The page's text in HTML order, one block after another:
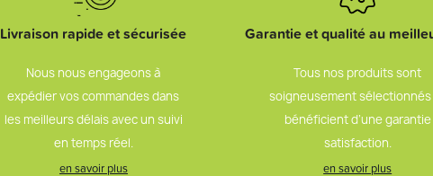
Livraison rapide et sécurisée
Nous nous engageons à
expédier vos commandes dans
les meilleurs délais avec un suivi
en temps réel.
en savoir plus
Garantie et qualité au
Tous nos produits sont
soigneusement
bénéficient d’une garantie
satisfaction.
en savoir plus